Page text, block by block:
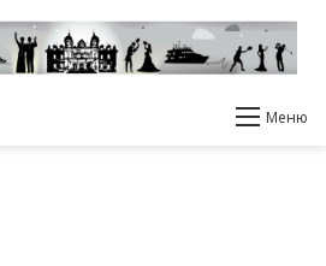
Меню